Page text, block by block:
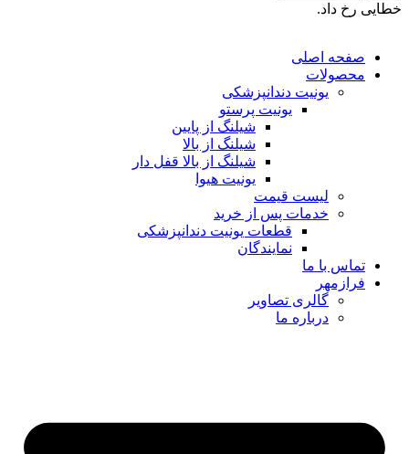
خطایی رخ داد.
صفحه اصلی
محصولات
یونیت دندانپزشکی
یونیت پرستو
شیلنگ از پایین
شیلنگ از بالا
شیلنگ از بالا قفل دار
یونیت هیوا
لیست قیمت
خدمات پس از خرید
قطعات یونیت دندانپزشکی
نمایندگان
تماس با ما
فرازمهر
گالری تصاویر
درباره ما